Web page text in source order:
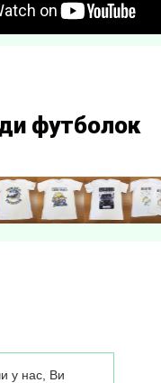
футболок
у нас, Ви